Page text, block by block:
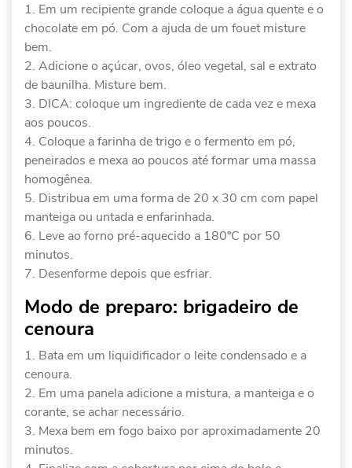
Em um recipiente grande coloque a água quente e o
chocolate em pó. Com a ajuda de um fouet misture
bem.
Adicione o açúcar, ovos, óleo vegetal, sal e extrato
de baunilha. Misture bem.
DICA: coloque um ingrediente de cada vez e mexa
aos poucos.
Coloque a farinha de trigo e o fermento em pó,
peneirados e mexa ao poucos até formar uma massa
homogênea.
Distribua em uma forma de 20 x 30 cm com papel
manteiga ou untada e enfarinhada.
Leve ao forno pré-aquecido a 180ºC por 50
minutos.
Desenforme depois que esfriar.
Modo de preparo: brigadeiro de
cenoura
Bata em um liquidificador o leite condensado e a
cenoura.
Em uma panela adicione a mistura, a manteiga e o
corante, se achar necessário.
Mexa bem em fogo baixo por aproximadamente 20
minutos.